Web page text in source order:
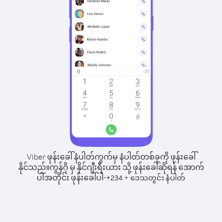
Viber ဖုန်းခေါ်နံပါတ်ကွက်မှ နံပါတ်တစ်ခုကို ဖုန်းခေါ်
နိုင်သည်။ကွန်ဂို မှ နိုင်ဂျီးရီးယား သို့ ဖုန်းခေါ်ဆိုရန် အောက်
ပါအတိုင်း ဖုန်းခေါ်ပါ-+234 +ဒေသတွင်း နံပါတ်